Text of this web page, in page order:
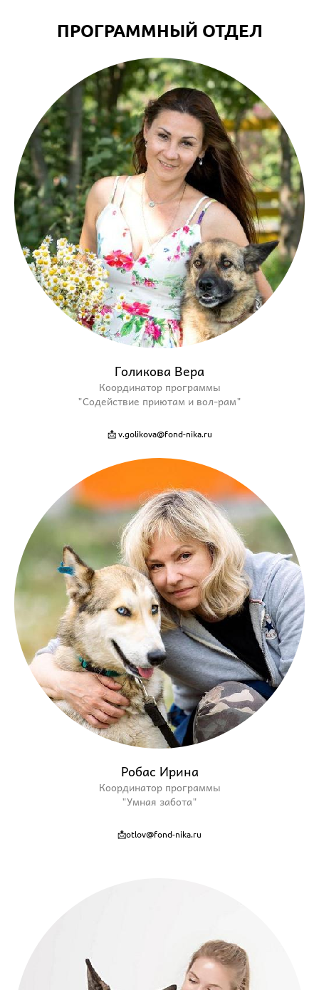
ПРОГРАММНЫЙ ОТДЕЛ
Голикова Вера
Координатор программы
"Содействие приютам и вол-рам"
📩 v.golikova@fond-nika.ru
Робас Ирина
Координатор программы
"Умная забота"
📩otlov@fond-nika.ru